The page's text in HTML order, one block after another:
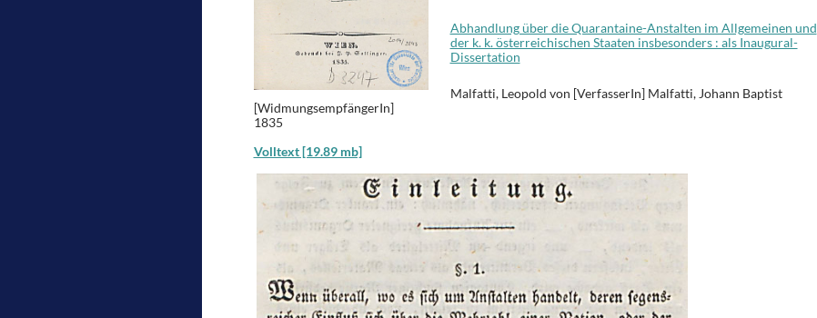
Abhandlung über die Quarantaine-Anstalten im Allgemeinen und
der k. k. österreichischen Staaten insbesonders : als Inaugural-
Dissertation
Malfatti, Leopold von [VerfasserIn] Malfatti, Johann Baptist
[WidmungsempfängerIn]
1835
Volltext [19.89 mb]